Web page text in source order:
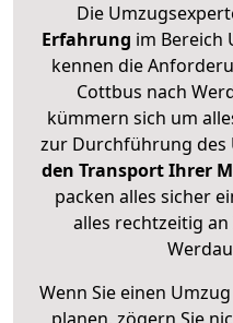
Die
Erfahrung im Bereich
kennen die
Cottbus nach
kümmern sich um
zur Durchführung des
den Transport Ihrer
packen alles sicher
alles rechtzeitig
Wenn Sie einen